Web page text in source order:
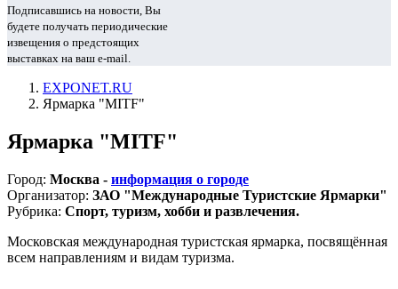
Подписавшись на новости, Вы
будете получать периодические
извещения о предстоящих
выставках на ваш e-mail.
EXPONET.RU
Ярмарка "MITF"
Ярмарка "MITF"
Город: Москва - информация о городе
Организатор: ЗАО "Международные Туристские Ярмарки"
Рубрика: Спорт, туризм, хобби и развлечения.
Московская международная туристская ярмарка, посвящённая
всем направлениям и видам туризма.